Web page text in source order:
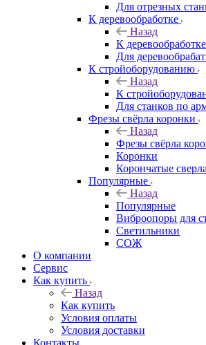
Для отрезных
К деревообработке
Назад
К деревообработке
Для
К стройоборудованию
Назад
К
Для станков по
Фрезы свёрла коронки
Назад
Фрезы свёрла
Коронки
Корончатые сверла
Популярные
Назад
Популярные
Виброопоры для
Светильники
СОЖ
О компании
Сервис
Как купить
Назад
Как купить
Условия оплаты
Условия доставки
Контакты